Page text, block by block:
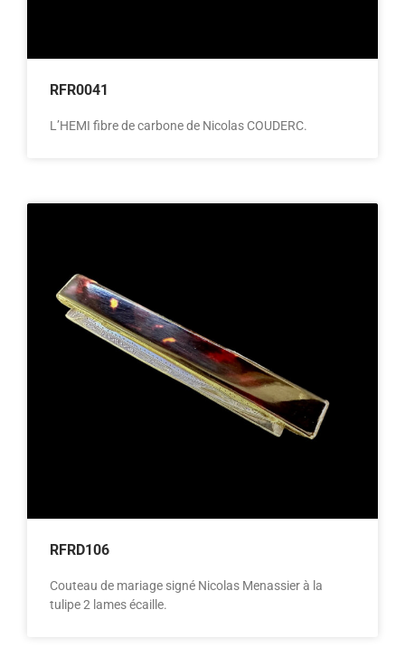
RFR0041
L’HEMI fibre de carbone de Nicolas COUDERC.
RFRD106
Couteau de mariage signé Nicolas Menassier à la
tulipe 2 lames écaille.